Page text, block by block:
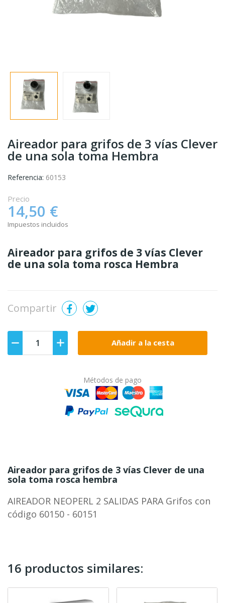
Aireador para grifos de 3 vías Clever
de una sola toma Hembra
Referencia: 60153
Precio
14,50 €
Impuestos incluidos
Aireador para grifos de 3 vías Clever
de una sola toma rosca Hembra
Compartir
Añadir a la cesta
Métodos de pago
Aireador para grifos de 3 vías Clever de una
sola toma rosca hembra
AIREADOR NEOPERL 2 SALIDAS PARA Grifos con
código 60150 - 60151
16 productos similares: